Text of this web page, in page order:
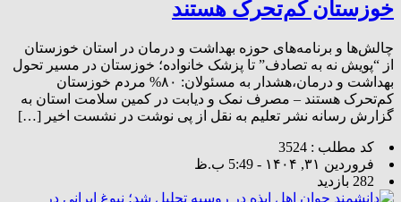
خوزستان کم‌تحرک هستند
چالش‌ها و برنامه‌های حوزه بهداشت و درمان در استان خوزستان
از “پویش نه به تصادف” تا پزشک خانواده؛ خوزستان در مسیر تحول
بهداشت و درمان،هشدار به مسئولان: ۸۰% مردم خوزستان
کم‌تحرک هستند – مصرف نمک و دیابت در کمین سلامت استان به
گزارش رسانه نشر تعلیم به نقل از پی نوشت در نشست اخیر […]
کد مطلب : 3524
فروردین ۳۱, ۱۴۰۴ - 5:49 ب.ظ
282 بازدید